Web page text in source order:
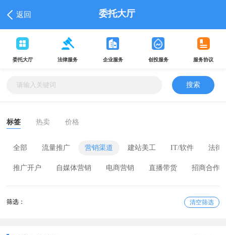
返回 委托大厅
委托大厅 法律服务 企业服务 创投服务 服务协议
搜索
标签 热卖 价格
全部 流量推广 营销渠道 建站美工 IT/软件 法律
推广开户 自媒体营销 电商营销 直播带货 招商合作
筛选： 清空筛选